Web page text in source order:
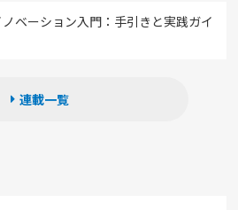
ベーション入門：手引きと実践ガイ
連載一覧